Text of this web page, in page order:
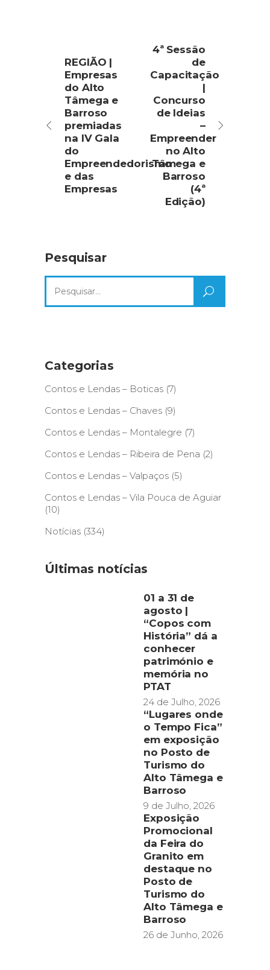
REGIÃO |
Empresas
do Alto
Tâmega e
Barroso
premiadas
na IV Gala
do
Empreendedorismo
e das
Empresas
4ª Sessão
de
Capacitação
|
Concurso
de Ideias
–
Empreender
no Alto
Tâmega e
Barroso
(4ª
Edição)
Pesquisar
for:
Categorias
Contos e Lendas – Boticas (7)
Contos e Lendas – Chaves (9)
Contos e Lendas – Montalegre (7)
Contos e Lendas – Ribeira de Pena (2)
Contos e Lendas – Valpaços (5)
Contos e Lendas – Vila Pouca de Aguiar
(10)
Notícias (334)
Últimas notícias
01 a 31 de
agosto |
“Copos com
História” dá a
conhecer
património e
memória no
PTAT
24 de Julho, 2026
“Lugares onde
o Tempo Fica”
em exposição
no Posto de
Turismo do
Alto Tâmega e
Barroso
9 de Julho, 2026
Exposição
Promocional
da Feira do
Granito em
destaque no
Posto de
Turismo do
Alto Tâmega e
Barroso
26 de Junho, 2026